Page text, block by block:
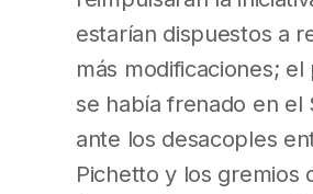
estarían dispuestos a
más modificaciones;
se había frenado en el
ante los desacoples
Pichetto y los gremios